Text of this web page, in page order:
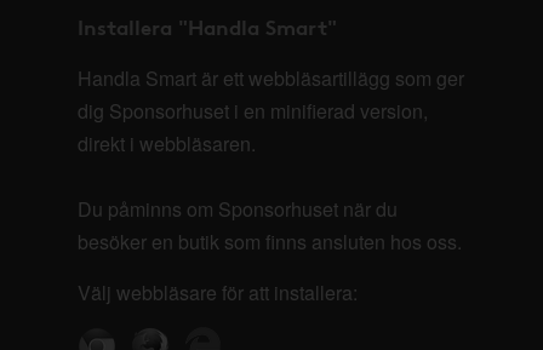
Installera "Handla Smart"
Handla Smart är ett webbläsartillägg som ger
dig Sponsorhuset i en minifierad version,
direkt i webbläsaren.
Du påminns om Sponsorhuset när du
besöker en butik som finns ansluten hos oss.
Välj webbläsare för att installera: